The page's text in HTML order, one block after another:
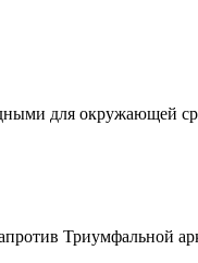
для окружающей
Триумфальной